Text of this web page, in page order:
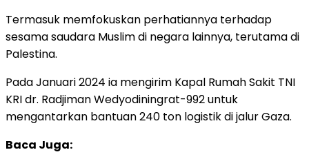
Termasuk memfokuskan perhatiannya terhadap
sesama saudara Muslim di negara lainnya, terutama di
Palestina.
Pada Januari 2024 ia mengirim Kapal Rumah Sakit TNI
KRI dr. Radjiman Wedyodiningrat-992 untuk
mengantarkan bantuan 240 ton logistik di jalur Gaza.
Baca Juga: